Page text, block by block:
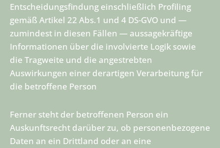
Entscheidungsfindung einschließlich Profiling
gemäß Artikel 22 Abs.1 und 4 DS-GVO und —
zumindest in diesen Fällen — aussagekräftige
Informationen über die involvierte Logik sowie
die Tragweite und die angestrebten
Auswirkungen einer derartigen Verarbeitung für
die betroffene Person
Ferner steht der betroffenen Person ein
Auskunftsrecht darüber zu, ob personenbezogene
Daten an ein Drittland oder an eine